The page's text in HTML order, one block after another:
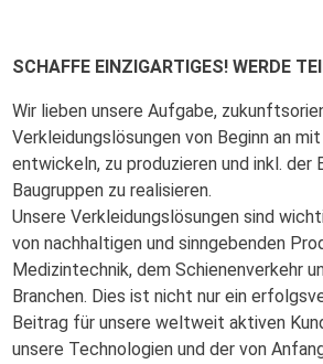
SCHAFFE EINZIGARTIGES! WERDE
Wir lieben unsere Aufgabe,
Verkleidungslösungen von Beginn an
entwickeln, zu produzieren und inkl. der
Baugruppen zu realisieren.
Unsere Verkleidungslösungen sind
von nachhaltigen und sinngebenden
Medizintechnik, dem Schienenverkehr
Branchen. Dies ist nicht nur ein
Beitrag für unsere weltweit aktiven
unsere Technologien und der von